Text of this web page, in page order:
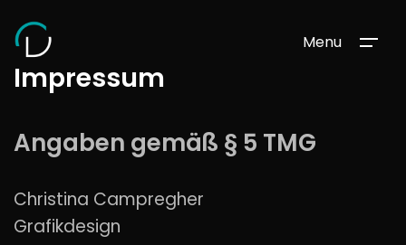
Menu
Impressum
Angaben gemäß § 5 TMG
Christina Campregher
Grafikdesign